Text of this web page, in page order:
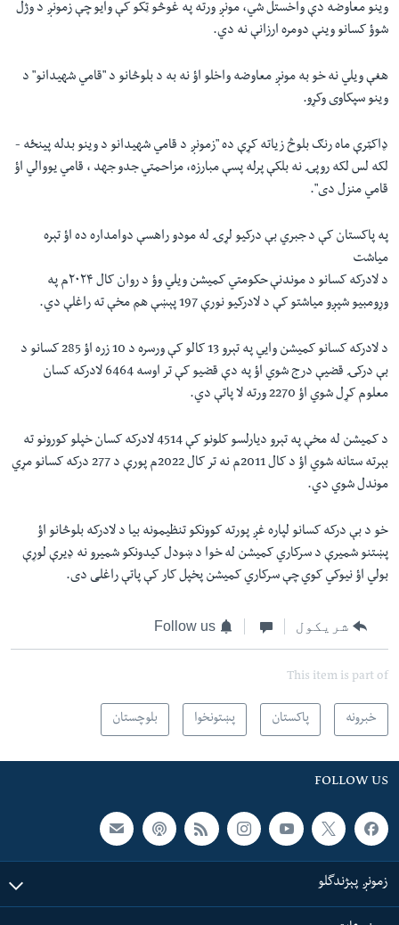
وینو معاوضه دې واخستل شي، مونږ ورته په غوڅو ټکو کې وایو چې زمونږ د وژل
شوؤ کسانو وینې دومره ارزانې نه دي.
هغې ویلي نه خو به مونږ معاوضه واخلو اؤ نه به د بلوڅانو د "قامي شهیدانو" د
وینو سپکاوی وکړو.
ډاکټرې ماه رنګ بلوڅ زیاته کړې ده "زمونږ د قامي شهیدانو د وینو بدله پینځه -
لکه لس لکه روپۍ نه بلکې پرله پسې مبارزه، مزاحمتي جدو جهد ، قامي یووالي اؤ
قامي منزل دی".
په پاکستان کې د جبري بې درکیو لړۍ له مودو راهسې دوامداره ده اؤ تېره
میاشت
د لادرکه کسانو د موندنې حکومتي کمیشن ویلي وؤ د روان کال ۲۰۲۴م په
وړومبیو شپږو میاشتو کې د لادرکیو نورې 197 پېښې هم مخې ته راغلې دي.
د لادرکه کسانو کمیشن وایي په تېرو 13 کالو کې ورسره د 10 زره اؤ 285 کسانو د
بې درکۍ قضیې درج شوي اؤ په دې قضیو کې تر اوسه 6464 لادرکه کسان
معلوم کړل شوي اؤ 2270 ورته لا پاتې دي.
د کمیشن له مخې په تېرو دیارلسو کلونو کې 4514 لادرکه کسان خپلو کورونو ته
بېرته ستانه شوي اؤ د کال 2011م نه تر کال 2022م پورې د 277 درکه کسانو مړي
موندل شوي دي.
خو د بې درکه کسانو لپاره غږ پورته کوونکو تنظیمونه بیا د لادرکه بلوڅانو اؤ
پښتنو شمیرې د سرکاري کمیشن له خوا د ښودل کیدونکو شمیرو نه ډيرې لوړې
بولي اؤ نیوکي کوي چې سرکاري کمیشن پخپل کار کې پاتې راغلی دی.
شریکول Follow us
This item is part of
خبرونه پاکستان پښتونخوا بلوچستان
FOLLOW US
زمونږ پېژندگلو